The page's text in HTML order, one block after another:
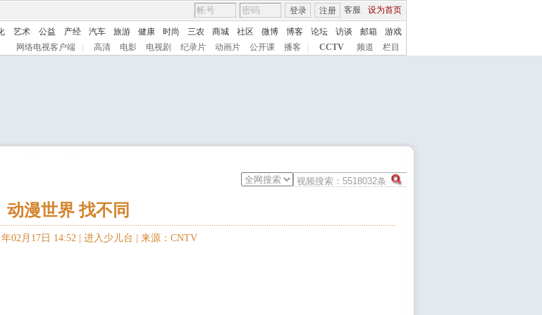
客服 设为首页
登录 注册
艺术 公益 产经 汽车 旅游 健康 时尚 三农 商城 社区 微博 博客 论坛 访谈 邮箱
游戏
网络电视客户端 高清 电影 电视剧 纪录片 动画片 公开课 播客 CCTV 频道 栏目
动漫世界 找不同
02月17日 14:52 | 进入少儿台 来源：CNTV